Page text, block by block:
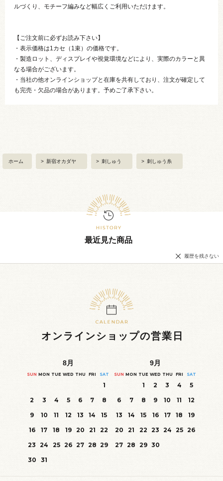
ルづくり、モチーフ編みなど幅広くご利用いただけます。
【ご注文前に必ずお読み下さい】
・表示価格は1カセ（1束）の価格です。
・製造ロット、ディスプレイや視覚環境などにより、実際のカラーと異
なる場合がございます。
・当社の他オンラインショップと在庫を共有しており、注文が確定して
も完売・欠品の場合があります。予めご了承下さい。
ホーム > 新宿オカダヤ > 刺しゅう > 刺しゅう糸
最近見た商品
履歴を残さない
オンラインショップの営業日
8月
SUN MON TUE WED THU FRI SAT
1
2
3 4 5 6 7
8
9
10 11 12 13 14
15
16
17 18 19 20 21
22
23 24 25 26 27 28 29
30
31
9月
SUN MON TUE WED THU FRI SAT
1 2 3 4
5
6
7 8 9 10 11
12
13
14 15 16 17 18
19
20
21 22 23 24 25 26
27 28 29 30